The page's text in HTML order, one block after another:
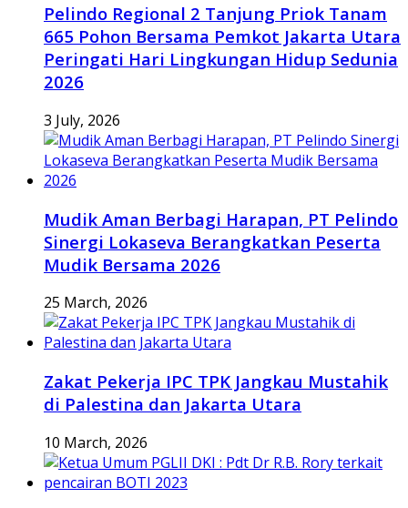
Pelindo Regional 2 Tanjung Priok Tanam
665 Pohon Bersama Pemkot Jakarta Utara
Peringati Hari Lingkungan Hidup Sedunia
2026
3 July, 2026
Mudik Aman Berbagi Harapan, PT Pelindo
Sinergi Lokaseva Berangkatkan Peserta
Mudik Bersama 2026
25 March, 2026
Zakat Pekerja IPC TPK Jangkau Mustahik
di Palestina dan Jakarta Utara
10 March, 2026